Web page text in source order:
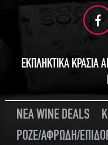
ΕΚΠΛΗΚΤΙΚΑ ΚΡΑΣΙΑ
ΝΕΑ WINE DEALS
ΡΟΖΕ/ΑΦΡΩΔΗ/